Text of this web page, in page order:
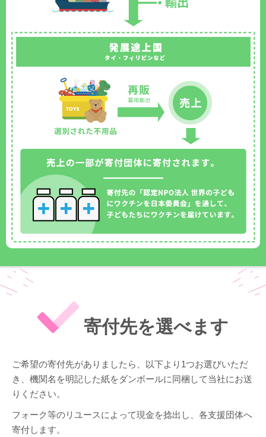
寄付先を選べます
ご希望の寄付先がありましたら、以下より1つお選びいただ
き、機関名を明記した紙をダンボールに同梱して当社にお送
りください。
フォーク等のリユースによって現金を捻出し、各支援団体へ
寄付します。